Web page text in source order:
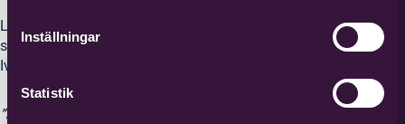
Inställningar
Statistik
Ledare för
studiecirkeln är
Ivette Boktor.
”Jag hjälper